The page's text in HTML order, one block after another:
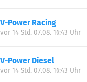
V-Power Racing
vor 14 Std. 07.08. 16:43 Uhr
V-Power Diesel
vor 14 Std. 07.08. 16:43 Uhr